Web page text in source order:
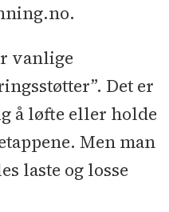
vanlige
Det er
å løfte eller holde
Men man
laste og losse